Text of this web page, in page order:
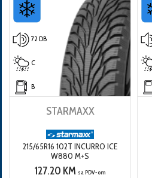
72 DB
C
B
STARMAXX
215/65R16 102T INCURRO ICE
W880 M+S
127.20 KM sa PDV-om